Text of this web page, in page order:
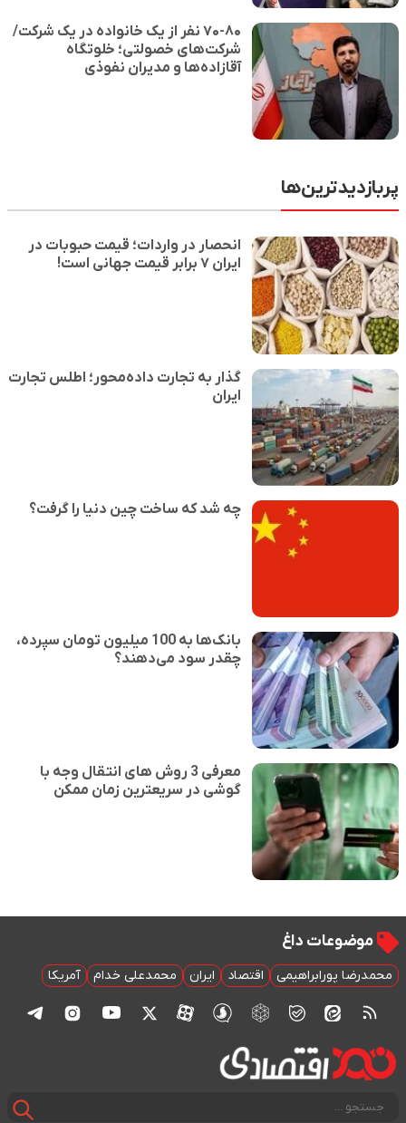
۷۰-۸۰ نفر از یک خانواده در یک شرکت/
شرکت‌های خصولتی؛ خلوتگاه
آقازاده‌ها و مدیران نفوذی
پربازدیدترین‌ها
انحصار در واردات؛ قیمت حبوبات در
ایران ۷ برابر قیمت جهانی است!
گذار به تجارت داده‌محور؛ اطلس تجارت
ایران
چه شد که ساخت چین دنیا را گرفت؟
بانک‌ها به 100 میلیون تومان سپرده،
چقدر سود می‌دهند؟
معرفی 3 روش های انتقال وجه با
گوشی در سریعترین زمان ممکن
موضوعات داغ
محمدرضا پورابراهیمی اقتصاد ایران محمدعلی خدام آمریکا